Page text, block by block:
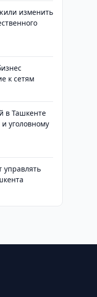
изменить
к сетям
в Ташкенте
уголовному
управлять